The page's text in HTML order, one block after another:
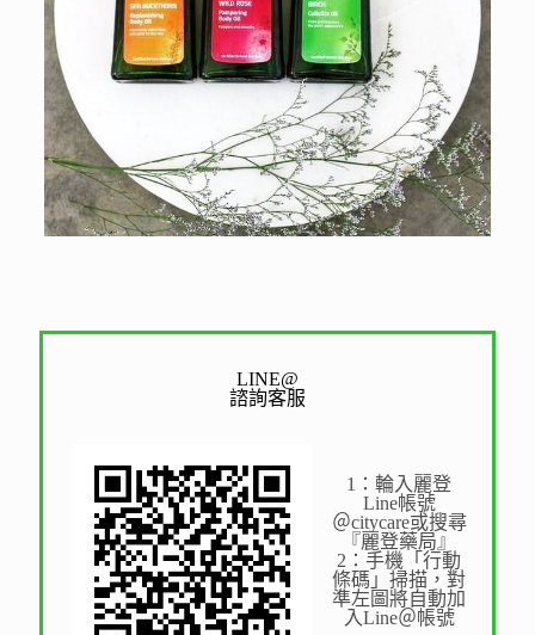
LINE@
諮詢客服
1：輪入麗登
Line帳號
＠citycare或搜尋
『麗登藥局』
2：手機「行動
條碼」掃描，對
準左圖將自動加
入Line＠帳號